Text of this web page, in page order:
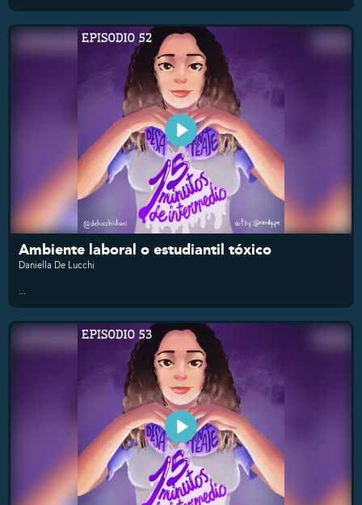
Ambiente laboral o estudiantil tóxico
Daniella De Lucchi
...